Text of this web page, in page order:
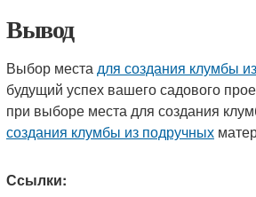
Вывод
Выбор местадля создания клумбы
будущий успех вашего садового
при выборе места для создания
создания клумбы из подручных
Ссылки: